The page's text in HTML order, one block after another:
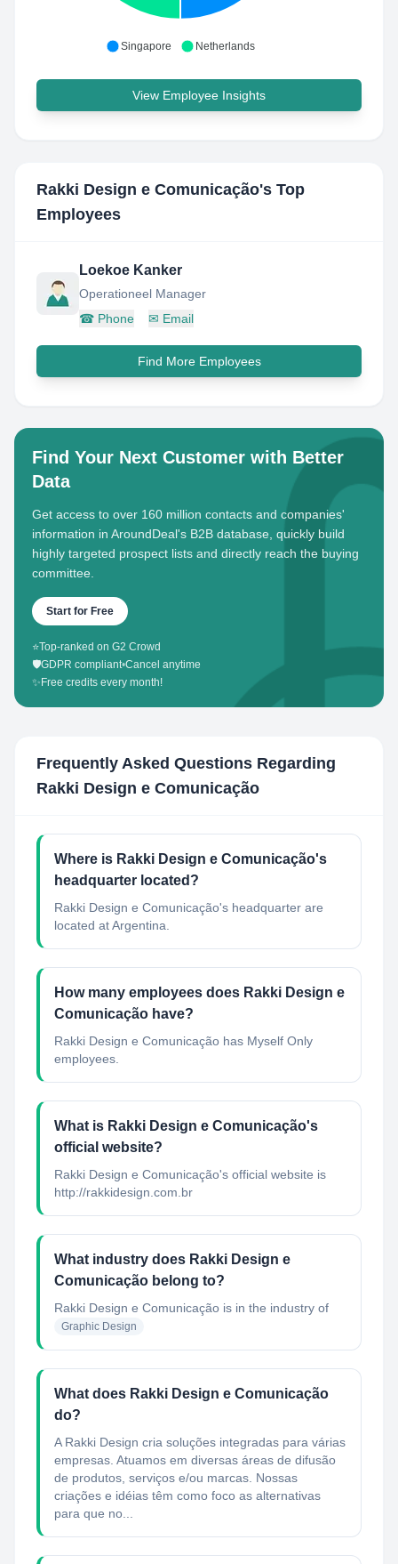
Singapore Netherlands
View Employee Insights
Rakki Design e Comunicação's Top
Employees
Loekoe Kanker
Operationeel Manager
☎ Phone ✉ Email
Find More Employees
Find Your Next Customer with Better
Data
Get access to over 160 million contacts and companies'
information in AroundDeal's B2B database, quickly build
highly targeted prospect lists and directly reach the buying
committee.
Start for Free
⭐Top-ranked on G2 Crowd
🛡️GDPR compliant•Cancel anytime
✨ Free credits every month!
Frequently Asked Questions Regarding
Rakki Design e Comunicação
Where is Rakki Design e Comunicação's
headquarter located?
Rakki Design e Comunicação's headquarter are
located at Argentina.
How many employees does Rakki Design e
Comunicação have?
Rakki Design e Comunicação has Myself Only
employees.
What is Rakki Design e Comunicação's
official website?
Rakki Design e Comunicação's official website is
http://rakkidesign.com.br
What industry does Rakki Design e
Comunicação belong to?
Rakki Design e Comunicação is in the industry of
Graphic Design
What does Rakki Design e Comunicação
do?
A Rakki Design cria soluções integradas para várias
empresas. Atuamos em diversas áreas de difusão
de produtos, serviços e/ou marcas. Nossas
criações e idéias têm como foco as alternativas
para que no...